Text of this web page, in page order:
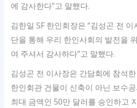
에 감사한다”고 말했다.
김한일 SF 한인회장은 “김성곤 전
단을 통해 우리 한인사회의 발전을
여 주셔서 감사하다”고 말했다.
김성곤 전 이사장은 간담회에 참석
한인회관 건물이 신축이 아닌 보수
최대 금액인 50만 달러를 승인하고